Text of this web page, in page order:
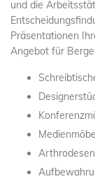
und die
Präsentationen
Angebot für